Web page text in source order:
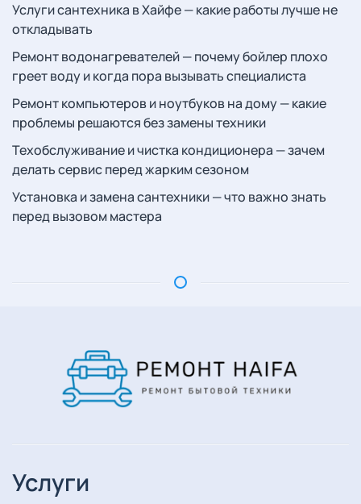
Услуги сантехника в Хайфе — какие работы лучше не
откладывать
Ремонт водонагревателей — почему бойлер плохо
греет воду и когда пора вызывать специалиста
Ремонт компьютеров и ноутбуков на дому — какие
проблемы решаются без замены техники
Техобслуживание и чистка кондиционера — зачем
делать сервис перед жарким сезоном
Установка и замена сантехники — что важно знать
перед вызовом мастера
Услуги